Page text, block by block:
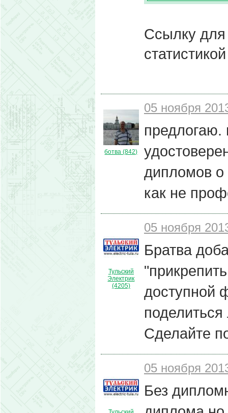
Ссылку для
ботва (842)
05 ноября
предлогаю.
дипломов о
как не
Тульский
Электрик
(4205)
05 ноября
Братва
доступной
Сделайте
05 ноября
Без